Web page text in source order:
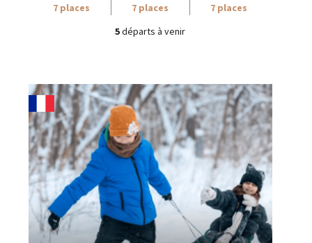
7 places 7 places
7 places
5départs à venir